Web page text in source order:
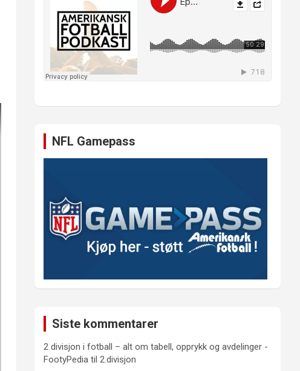
NFL Gamepass
Siste kommentarer
2 divisjon i fotball – alt om tabell, opprykk og avdelinger -
FootyPedia til2.divisjon